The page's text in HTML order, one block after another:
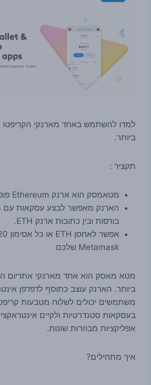
למדו להשתמש באחד מארנקי הקריפטו
ביותר.
תקציר :
מטאמסק הוא ארנק Ethereum פופולרי.
בורסות ובין כתובות ארנק ETH.
Metamask שלכם
מטא מאסק הוא אחד מארנקי אתריום
ביותר. הארנק עוצב כתוסף לדפדפן
משתמשים יכולים לשלוח מטבעות
בעסקאות סטנדרטיות ולקיים
אפליקציות מבוזרות שונות.
איך מתחילים?